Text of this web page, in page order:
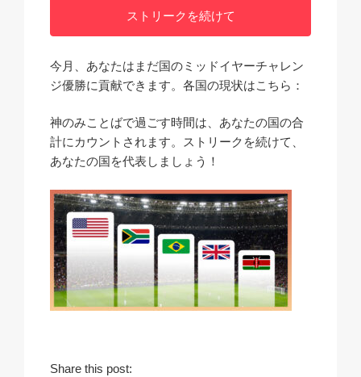
ストリークを続けて
今月、あなたはまだ国のミッドイヤーチャレン
ジ優勝に貢献できます。各国の現状はこちら：
神のみことばで過ごす時間は、あなたの国の合
計にカウントされます。ストリークを続けて、
あなたの国を代表しましょう！
Share this post: